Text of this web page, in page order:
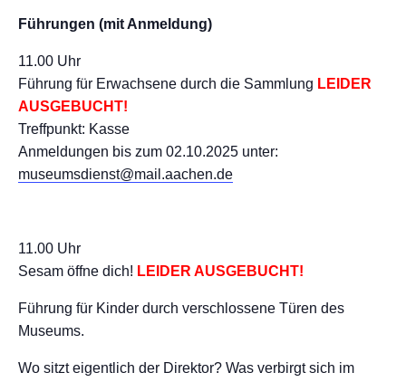
Führungen (mit Anmeldung)
11.00 Uhr
Führung für Erwachsene durch die Sammlung LEIDER
AUSGEBUCHT!
Treffpunkt: Kasse
Anmeldungen bis zum 02.10.2025 unter:
museumsdienst@mail.aachen.de
11.00 Uhr
Sesam öffne dich! LEIDER AUSGEBUCHT!
Führung für Kinder durch verschlossene Türen des
Museums.
Wo sitzt eigentlich der Direktor? Was verbirgt sich im